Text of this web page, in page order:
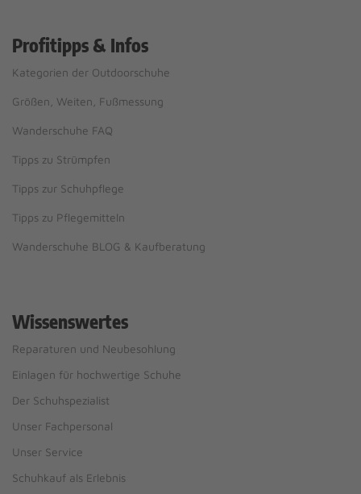
Profitipps & Infos
Kategorien der Outdoorschuhe
Größen, Weiten, Fußmessung
Wanderschuhe FAQ
Tipps zu Strümpfen
Tipps zur Schuhpflege
Tipps zu Pflegemitteln
Wanderschuhe BLOG & Kaufberatung
Wissenswertes
Reparaturen und Neubesohlung
Einlagen für hochwertige Schuhe
Der Schuhspezialist
Unser Fachpersonal
Unser Service
Schuhkauf als Erlebnis